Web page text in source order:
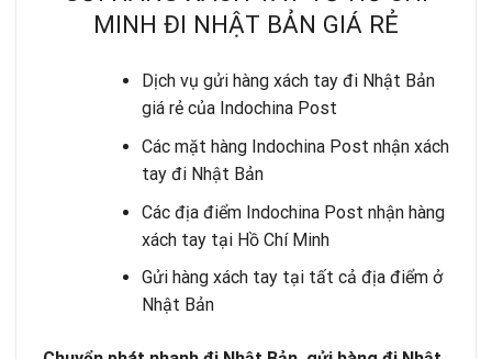
MINH ĐI NHẬT BẢN GIÁ RẺ
Dịch vụ gửi hàng xách tay đi Nhật Bản
giá rẻ của Indochina Post
Các mặt hàng Indochina Post nhận xách
tay đi Nhật Bản
Các địa điểm Indochina Post nhận hàng
xách tay tại Hồ Chí Minh
Gửi hàng xách tay tại tất cả địa điểm ở
Nhật Bản